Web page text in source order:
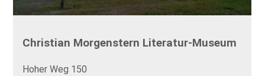
Christian Morgenstern Literatur-Museum
Hoher Weg 150